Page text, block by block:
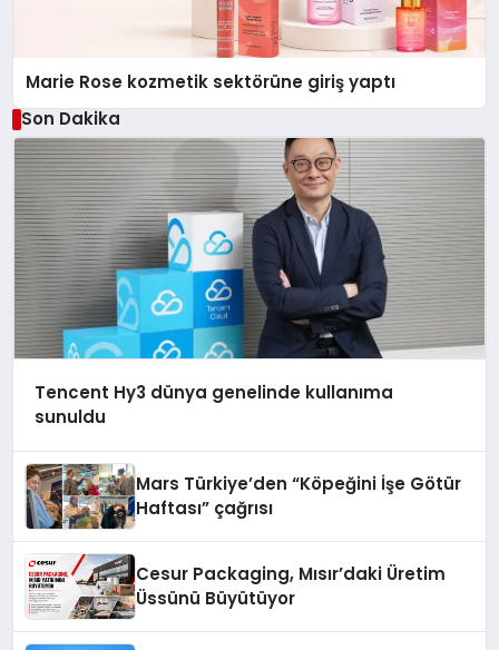
Marie Rose kozmetik sektörüne giriş yaptı
Son Dakika
Tencent Hy3 dünya genelinde kullanıma
sunuldu
Mars Türkiye’den “Köpeğini İşe Götür
Haftası” çağrısı
Cesur Packaging, Mısır’daki Üretim
Üssünü Büyütüyor